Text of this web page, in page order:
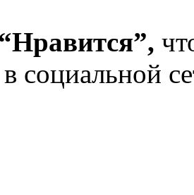
“Нравится”,
социальной